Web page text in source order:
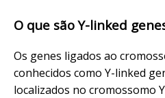
O que são Y-linked
Os genes ligados ao
conhecidos como Y-linked
localizados no cromossomo